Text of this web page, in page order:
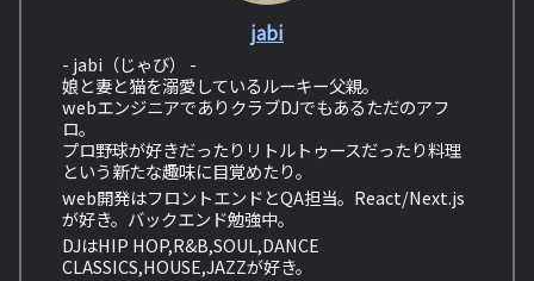
jabi
- jabi（じゃび） -
娘と妻と猫を溺愛しているルーキー父親。
webエンジニアでありクラブDJでもあるただのアフ
ロ。
プロ野球が好きだったりリトルトゥースだったり料理
という新たな趣味に目覚めたり。
web開発はフロントエンドとQA担当。React/Next.js
が好き。バックエンド勉強中。
DJはHIP HOP,R&B,SOUL,DANCE
CLASSICS,HOUSE,JAZZが好き。